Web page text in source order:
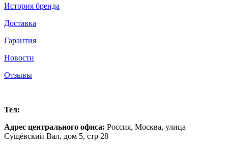
История бренда
Доставка
Гарантия
Новости
Отзывы
Тел:
Адрес центрального офиса: Россия, Москва, улица
Сущёвский Вал, дом 5, стр 28